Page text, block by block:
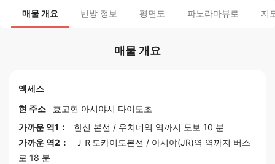
매물 개요 빈방 정보 평면도 파노라마뷰로 지
매물 개요
액세스
현 주소
효고현 아시야시 다이토초
가까운 역1：
한신 본선 / 우치데역 역까지 도보 10 분
가까운 역2：
ＪＲ도카이도본선 / 아시야(JR)역 역까지 버스
로 18 분